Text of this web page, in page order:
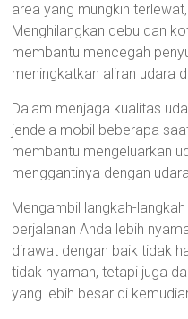
area yang mungkin
Menghilangkan debu dan
membantu mencegah
meningkatkan aliran udara
Dalam menjaga kualitas
jendela mobil beberapa
membantu mengeluarkan
menggantinya dengan
Mengambil langkah-
perjalanan Anda lebih
dirawat dengan baik tidak
tidak nyaman, tetapi juga
yang lebih besar di